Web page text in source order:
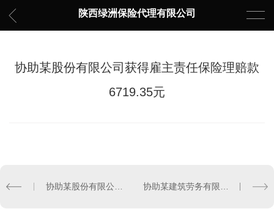
陕西绿洲保险代理有限公司
协助某股份有限公司获得雇主责任保险理赔款
6719.35元